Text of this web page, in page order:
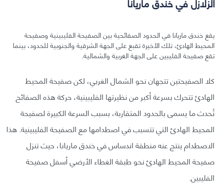
يقع خندق ماريانا في الحدود الصفائحية بين الصفيحة الفليبينية وصفيحة
المحيط الهادئ، تلك الأخيرة تقبع على الجهة الشرقية والجنوبية للحدود، بينما
تقع صفيحة الفليبين على الجهة الغربية والشمالية.
كلا الصفيحتين تتجهان نحو الشمال الغربي، لكن صفيحة المحيط
الهادئ تتحرك بسرعة أكبر من نظيرتها الفليبينية، حركة هذه الصفائح
تُحدث ما يسمى بالحدود المتقاربة، بسبب السرعة الكبيرة لصفيحة
المحيط الهادئ التي تتسبب في اصطدامها مع الصفيحة الفليبينية. هذا
الاصطدام ينتج عنه منطقة اندساس في خندق ماريانا، حيث تنزل
صفيحة المحيط الهادئ نحو طبقة الغطاء الأرضي أسفل صفيحة
الفليبين.